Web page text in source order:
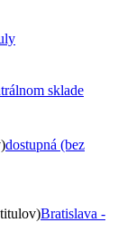
sklade
dostupná (bez
Bratislava -